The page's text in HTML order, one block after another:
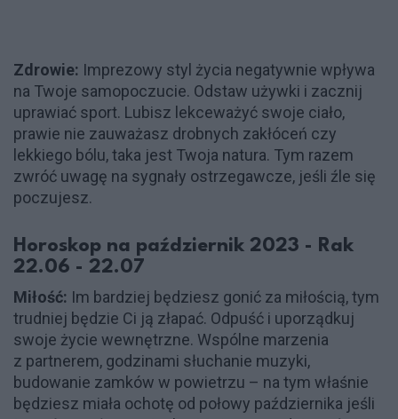
Zdrowie: Imprezowy styl życia negatywnie wpływa
na Twoje samopoczucie. Odstaw używki i zacznij
uprawiać sport. Lubisz lekceważyć swoje ciało,
prawie nie zauważasz drobnych zakłóceń czy
lekkiego bólu, taka jest Twoja natura. Tym razem
zwróć uwagę na sygnały ostrzegawcze, jeśli źle się
poczujesz.
Horoskop na październik 2023 - Rak
22.06 - 22.07
Miłość: Im bardziej będziesz gonić za miłością, tym
trudniej będzie Ci ją złapać. Odpuść i uporządkuj
swoje życie wewnętrzne. Wspólne marzenia
z partnerem, godzinami słuchanie muzyki,
budowanie zamków w powietrzu – na tym właśnie
będziesz miała ochotę od połowy października jeśli